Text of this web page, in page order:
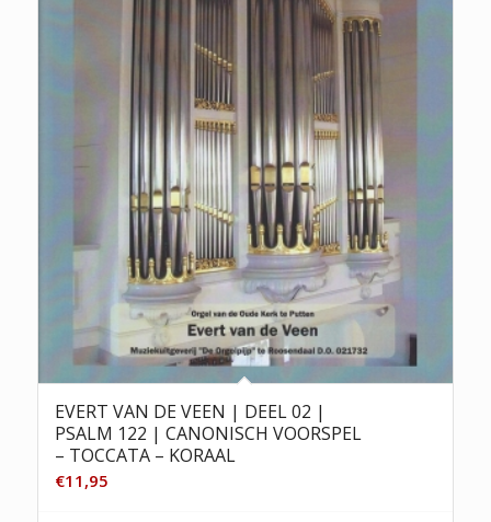
EVERT VAN DE VEEN | DEEL 02 |
PSALM 122 | CANONISCH VOORSPEL
– TOCCATA – KORAAL
€11,95